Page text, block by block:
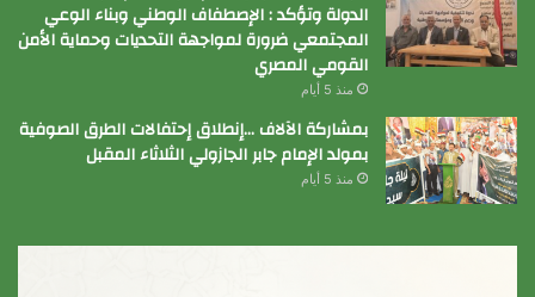
الدولة وتؤكد : الإصطفاف الوطني وبناء الوعي
المجتمعي ضرورة لمواجهة التحديات وحماية الأمن
القومي المصري
منذ 5 أيام
بمشاركة الآلاف …إنطلاق إحتفالات الطرق الصوفية
بمولد الإمام جابر الجازولي الثلاثاء المقبل
منذ 5 أيام